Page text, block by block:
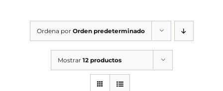
SERVICIOS TALLER
OCASIÓN
Ordena por Orden predeterminado
Mostrar 12 productos